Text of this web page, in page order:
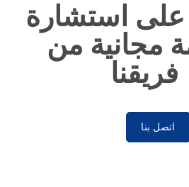
استشارة
مجانية من
فريقنا
اتصل بنا